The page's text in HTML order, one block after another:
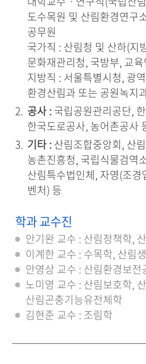
도수목원 및 산림환경연구
공무원
국가직 : 산림청 및 산하(지
문화재관리청, 국방부, 교
지방직 : 서울특별시청, 광
환경산림과 또는 공원녹지
공사 : 국립공원관리공단,
한국도로공사, 농어촌공사
기타 : 산림조합중앙회, 산
농촌진흥청, 국립식물검역
산림특수법인체, 자영(조
벤처) 등
학과 교수진
안기완 교수 : 산림정책학,
이계한 교수 : 수목학, 산림
안영상 교수 : 산림환경보전
노미영 교수 : 산림보호학,
산림곤충기능유전체학
김현준 교수 : 조림학